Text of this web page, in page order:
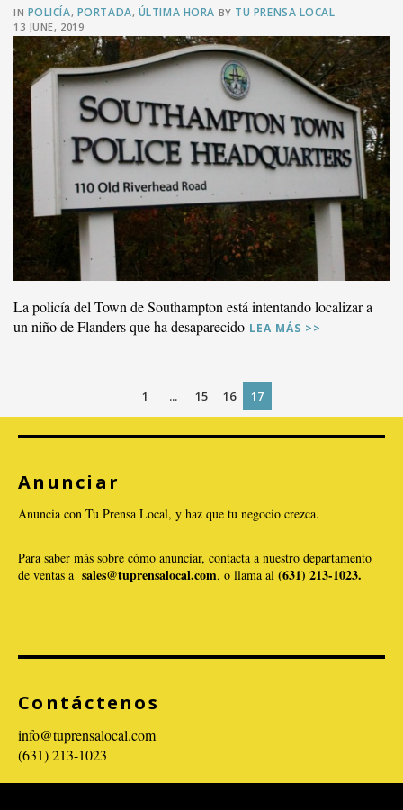
VER PUBLICACIÓN
IN POLICÍA, PORTADA, ÚLTIMA HORA BY TU PRENSA LOCAL
13 JUNE, 2019
La policía del Town de Southampton está intentando localizar a
un niño de Flanders que ha desaparecido LEA MÁS >>
1 ... 15 16 17
Anunciar
Anuncia con Tu Prensa Local, y haz que tu negocio crezca.
Para saber más sobre cómo anunciar, contacta a nuestro departamento
de ventas a sales@tuprensalocal.com, o llama al (631) 213-1023.
Contáctenos
info@tuprensalocal.com
(631) 213-1023